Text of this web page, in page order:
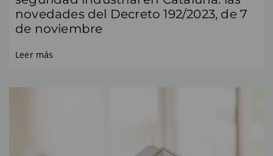
novedades del Decreto 192/2023, de 7
de noviembre
Leer más